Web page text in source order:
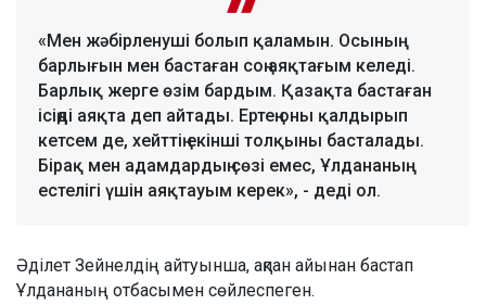
«Мен жәбірленуші болып қаламын. Осының
барлығын мен бастаған соң аяқтағым келеді.
Барлық жерге өзім бардым. Қазақта бастаған
ісіңді аяқта деп айтады. Ертең оны қалдырып
кетсем де, хейттің екінші толқыны басталады.
Бірақ мен адамдардың сөзі емес, Ұлдананың
естелігі үшін аяқтауым керек», - деді ол.
Әділет Зейнелдің айтуынша, ақпан айынан бастап
Ұлдананың отбасымен сөйлеспеген.